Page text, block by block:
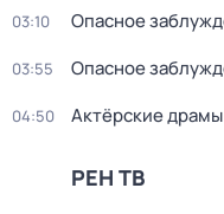
03:10 Опасное
03:55 Опасное
04:50 Актёрские драмы
РЕН ТВ